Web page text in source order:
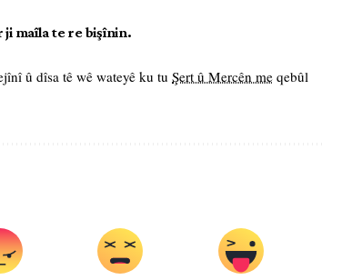
ji maîla te re bişînin.
û dîsa tê wê wateyê ku tu Şert û Mercên me qebûl